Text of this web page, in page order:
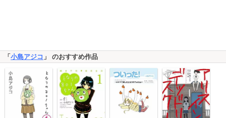
「 小島アジコ 」 のおすすめ作品